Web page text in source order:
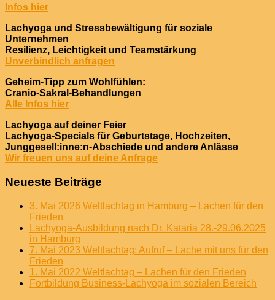
Infos hier
Lachyoga und Stressbewältigung für soziale
Unternehmen
Resilienz, Leichtigkeit und Teamstärkung
Unverbindlich anfragen
Geheim-Tipp zum Wohlfühlen:
Cranio-Sakral-Behandlungen
Alle Infos hier
Lachyoga auf deiner Feier
Lachyoga-Specials für Geburtstage, Hochzeiten,
Junggesell:inne:n-Abschiede und andere Anlässe
Wir freuen uns auf deine Anfrage
Neueste Beiträge
3. Mai 2026 Weltlachtag in Hamburg – Lachen für den
Frieden
Lachyoga-Ausbildung nach Dr. Kataria 28.-29.06.2025
in Hamburg
7. Mai 2023 Weltlachtag: Aufruf – Lache mit uns für den
Frieden
1. Mai 2022 Weltlachtag – Lachen für den Frieden
Fortbildung Business-Lachyoga im sozialen Bereich